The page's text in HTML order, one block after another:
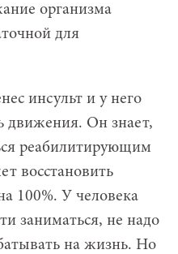
организма
для
инсульт и у него
движения. Он знает,
реабилитирующим
восстановить
100%. У человека
заниматься, не надо
на жизнь. Но